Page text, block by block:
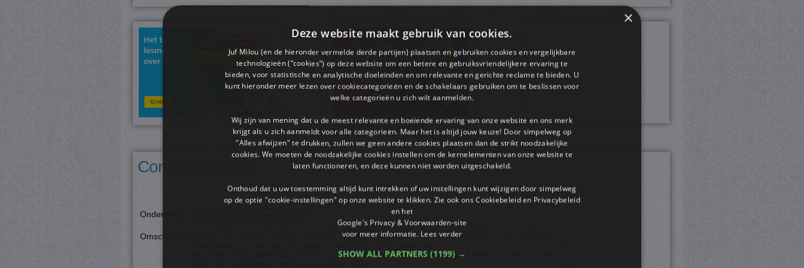
Contact formulier:
Onderwerp
Omschrijving
×
Deze website maakt gebruik van cookies.
Juf Milou (en de hieronder vermelde derde partijen) plaatsen en gebruiken cookies en vergelijkbare
technologieën (“cookies”) op deze website om een ​​betere en gebruiksvriendelijkere ervaring te
bieden, voor statistische en analytische doeleinden en om relevante en gerichte reclame te bieden. U
kunt hieronder meer lezen over cookiecategorieën en de schakelaars gebruiken om te beslissen voor
welke categorieën u zich wilt aanmelden.
Wij zijn van mening dat u de meest relevante en boeiende ervaring van onze website en ons merk
krijgt als u zich aanmeldt voor alle categorieën. Maar het is altijd jouw keuze! Door simpelweg op
"Alles afwijzen" te drukken, zullen we geen andere cookies plaatsen dan de strikt noodzakelijke
cookies. We moeten de noodzakelijke cookies instellen om de kernelementen van onze website te
laten functioneren, en deze kunnen niet worden uitgeschakeld.
Onthoud dat u uw toestemming altijd kunt intrekken of uw instellingen kunt wijzigen door simpelweg
op de optie "cookie-instellingen" op onze website te klikken. Zie ook ons ​​Cookiebeleid en Privacybeleid
en het
Google's Privacy & Voorwaarden-site
voor meer informatie. Lees verder
SHOW ALL PARTNERS (1199) →